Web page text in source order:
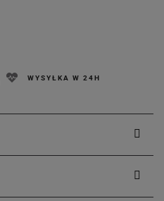
WYSYŁKA W 24H